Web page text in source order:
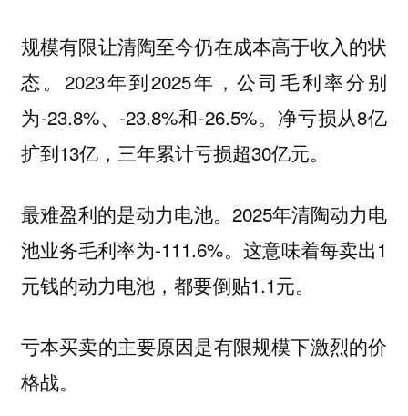
规模有限让清陶至今仍在成本高于收入的状
态。2023年到2025年，公司毛利率分别
为-23.8%、-23.8%和-26.5%。净亏损从8亿
扩到13亿，三年累计亏损超30亿元。
最难盈利的是动力电池。2025年清陶动力电
池业务毛利率为-111.6%。这意味着每卖出1
元钱的动力电池，都要倒贴1.1元。
亏本买卖的主要原因是有限规模下激烈的价
格战。